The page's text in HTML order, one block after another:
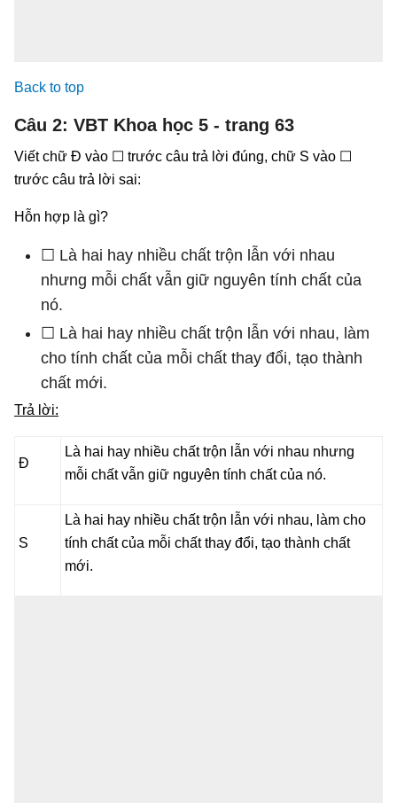
Back to top
Câu 2: VBT Khoa học 5 - trang 63
Viết chữ Đ vào ☐ trước câu trả lời đúng, chữ S vào ☐
trước câu trả lời sai:
Hỗn hợp là gì?
☐ Là hai hay nhiều chất trộn lẫn với nhau
nhưng mỗi chất vẫn giữ nguyên tính chất của
nó.
☐ Là hai hay nhiều chất trộn lẫn với nhau, làm
cho tính chất của mỗi chất thay đổi, tạo thành
chất mới.
Trả lời:
Đ
Là hai hay nhiều chất trộn lẫn với nhau nhưng
mỗi chất vẫn giữ nguyên tính chất của nó.
S
Là hai hay nhiều chất trộn lẫn với nhau, làm cho
tính chất của mỗi chất thay đổi, tạo thành chất
mới.